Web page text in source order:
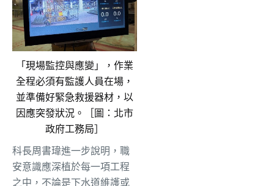
「現場監控與應變」，作業
全程必須有監護人員在場，
並準備好緊急救援器材，以
因應突發狀況。［圖：北市
政府工務局］
科長周書瑋進一步說明，職
安意識應深植於每一項工程
之中，不論是下水道維護或